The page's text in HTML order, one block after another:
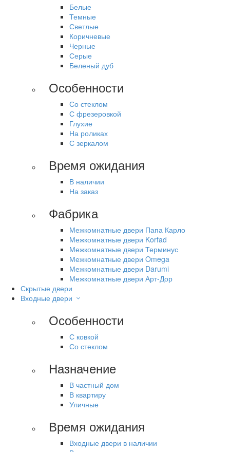
Белые
Темные
Светлые
Коричневые
Черные
Серые
Беленый дуб
Особенности
Со стеклом
С фрезеровкой
Глухие
На роликах
С зеркалом
Время ожидания
В наличии
На заказ
Фабрика
Межкомнатные двери Папа Карло
Межкомнатные двери Korfad
Межкомнатные двери Терминус
Межкомнатные двери Omega
Межкомнатные двери Darumi
Межкомнатные двери Арт-Дор
Скрытые двери
Входные двери
Особенности
С ковкой
Со стеклом
Назначение
В частный дом
В квартиру
Уличные
Время ожидания
Входные двери в наличии